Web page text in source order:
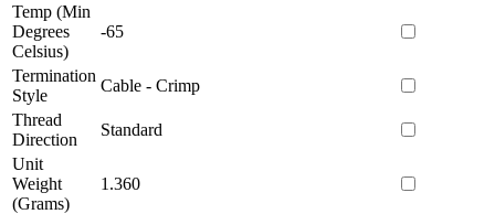
Temp (Min
Degrees
Celsius)
-65
Termination
Style
Cable - Crimp
Thread
Direction
Standard
Unit
Weight
(Grams)
1.360